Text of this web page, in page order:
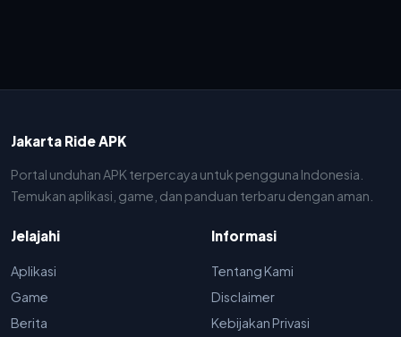
Jakarta Ride APK
Portal unduhan APK terpercaya untuk pengguna Indonesia.
Temukan aplikasi, game, dan panduan terbaru dengan aman.
Jelajahi
Aplikasi
Game
Berita
Informasi
Tentang Kami
Disclaimer
Kebijakan Privasi